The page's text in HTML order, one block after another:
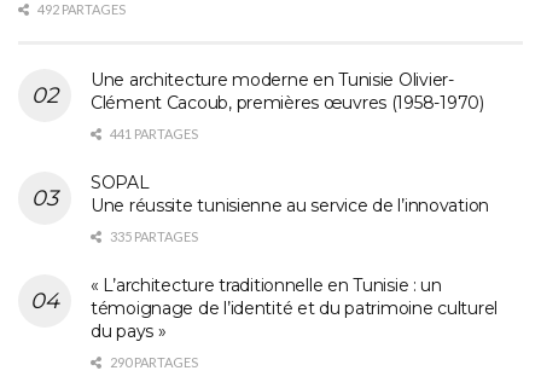
492 PARTAGES
Une architecture moderne en Tunisie Olivier-
Clément Cacoub, premières œuvres (1958-1970)
441 PARTAGES
SOPAL
Une réussite tunisienne au service de l’innovation
335 PARTAGES
« L’architecture traditionnelle en Tunisie : un
témoignage de l’identité et du patrimoine culturel
du pays »
290 PARTAGES